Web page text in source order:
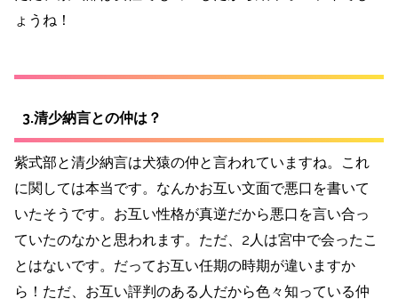
ょうね！
3.清少納言との仲は？
紫式部と清少納言は犬猿の仲と言われていますね。これ
に関しては本当です。なんかお互い文面で悪口を書いて
いたそうです。お互い性格が真逆だから悪口を言い合っ
ていたのなかと思われます。ただ、2人は宮中で会ったこ
とはないです。だってお互い任期の時期が違いますか
ら！ただ、お互い評判のある人だから色々知っている仲